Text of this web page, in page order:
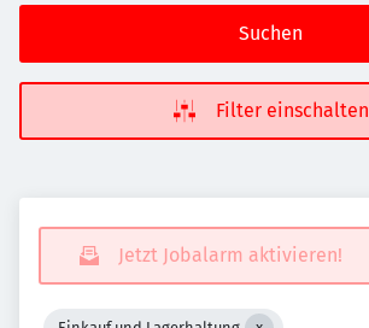
Suchen
Filter einschalten
Jetzt Jobalarm aktivieren!